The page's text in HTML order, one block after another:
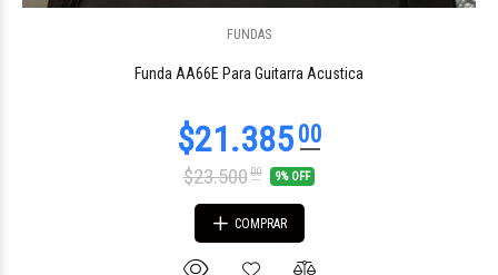
FUNDAS
Funda AA66E Para Guitarra Acustica
$23.50000 9% OFF
COMPRAR